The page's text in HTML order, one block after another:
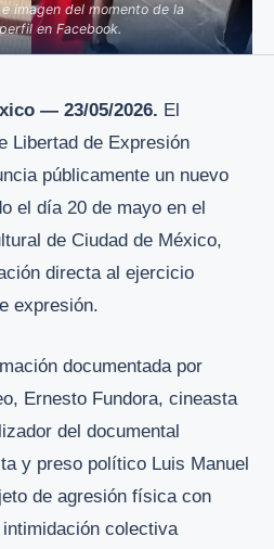
imagen del momento de la
en Facebook.
— 23/05/2026. El
Libertad de Expresión
públicamente un nuevo
el día 20 de mayo en el
de Ciudad de México,
directa al ejercicio
expresión.
documentada por
Ernesto Fundora, cineasta
del documental
y preso político Luis Manuel
de agresión física con
colectiva